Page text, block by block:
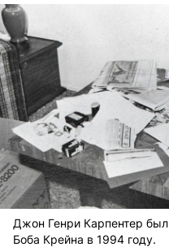
Джон Генри Карпентер
Боба Крейна в 1994 году.